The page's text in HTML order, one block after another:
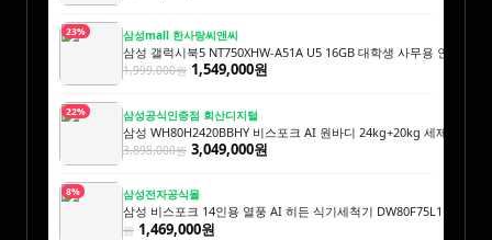
23% 삼성mall 한사랑씨앤씨
삼성 갤럭시북5 NT750XHW-A51A U5 16GB 대학생 사무용 인강용
1,999,000원 1,549,000원
22% 삼성공식인증점 회산디지털
삼성 WH80H2420BBHY 비스포크 AI 원바디 24kg+20kg 세제자동투
3,898,000원 3,049,000원
8% 삼성전자공식몰
삼성 비스포크 14인용 열풍 AI 히든 식기세척기 DW80F75L1U01
원 1,469,000원